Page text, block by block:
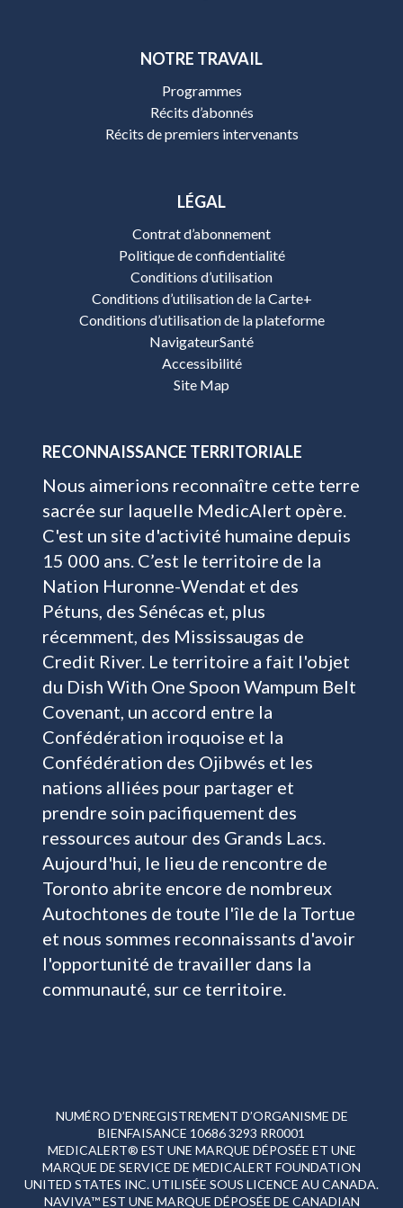
NOTRE TRAVAIL
Programmes
Récits d’abonnés
Récits de premiers intervenants
LÉGAL
Contrat d’abonnement
Politique de confidentialité
Conditions d’utilisation
Conditions d’utilisation de la Carte+
Conditions d’utilisation de la plateforme
NavigateurSanté
Accessibilité
Site Map
RECONNAISSANCE TERRITORIALE
Nous aimerions reconnaître cette terre
sacrée sur laquelle MedicAlert opère.
C'est un site d'activité humaine depuis
15 000 ans. C’est le territoire de la
Nation Huronne-Wendat et des
Pétuns, des Sénécas et, plus
récemment, des Mississaugas de
Credit River. Le territoire a fait l'objet
du Dish With One Spoon Wampum Belt
Covenant, un accord entre la
Confédération iroquoise et la
Confédération des Ojibwés et les
nations alliées pour partager et
prendre soin pacifiquement des
ressources autour des Grands Lacs.
Aujourd'hui, le lieu de rencontre de
Toronto abrite encore de nombreux
Autochtones de toute l'île de la Tortue
et nous sommes reconnaissants d'avoir
l'opportunité de travailler dans la
communauté, sur ce territoire.
NUMÉRO D’ENREGISTREMENT D’ORGANISME DE
BIENFAISANCE 10686 3293 RR0001
MEDICALERT® EST UNE MARQUE DÉPOSÉE ET UNE
MARQUE DE SERVICE DE MEDICALERT FOUNDATION
UNITED STATES INC. UTILISÉE SOUS LICENCE AU CANADA.
NAVIVA™ EST UNE MARQUE DÉPOSÉE DE CANADIAN